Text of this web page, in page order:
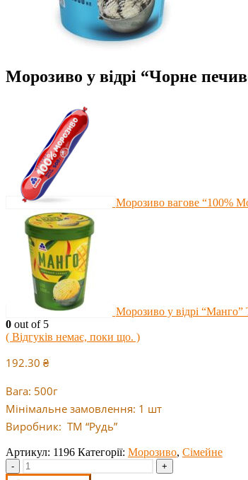
Морозиво у відрі “Чорне
Морозиво вагове “100%
Морозиво у відрі
0 out of 5
( Відгуків немає, поки що. )
192.30 ₴
Вага: 500г
Мінімальне замовлення: 1 шт
Виробник: ТМ “Рудь”
Артикул: 1196 Категорії: Морозиво, Сімейне
-
+